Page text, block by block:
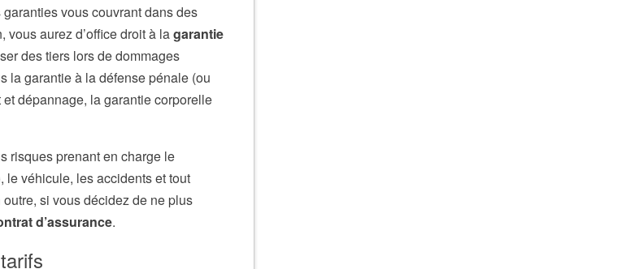
vous couvrant dans des
aurez d’office droit à lagarantie
des tiers lors de dommages
la garantie à la défense pénale (ou
dépannage, la garantie corporelle
risques prenant en charge le
le véhicule, les accidents et tout
si vous décidez de ne plus
d’assurance.